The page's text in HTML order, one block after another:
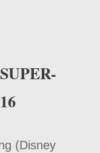
(Disney